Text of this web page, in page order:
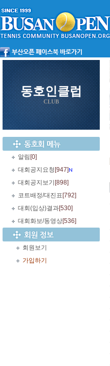
동호인클럽
CLUB
알림 [0]
대회공지요청 [947]
대회공지보기 [898]
코트배정/대진표 [792]
대회(입상)결과[530]
대회화보/동영상[536]
회원보기
가입하기